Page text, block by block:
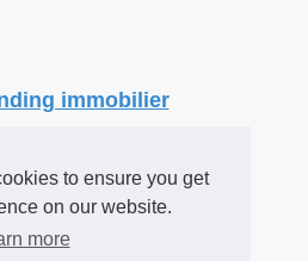
to ensure you get
on our website.
more
immobilier